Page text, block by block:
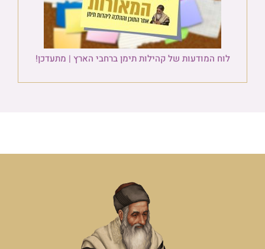
לוח המודעות של קהילות תימן ברחבי הארץ | מתעדכן!